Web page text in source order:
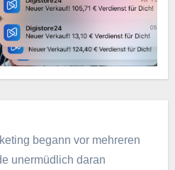
begann vor mehreren
unermüdlich daran